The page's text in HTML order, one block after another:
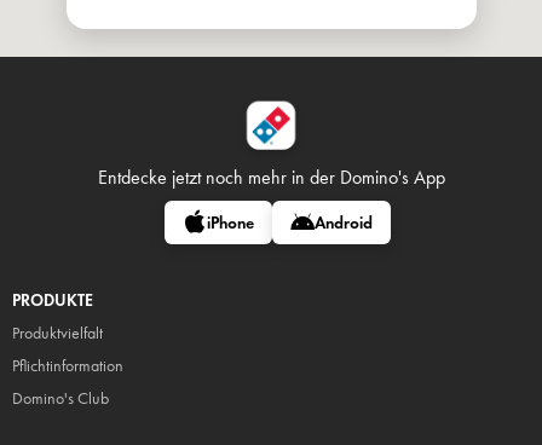
Entdecke jetzt noch mehr in der Domino's App
iPhone Android
PRODUKTE
Produktvielfalt
Pflichtinformation
Domino's Club